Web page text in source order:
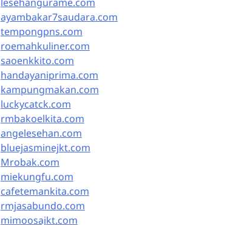
ayambakar7saudara.com
tempongpns.com
roemahkuliner.com
saoenkkito.com
handayaniprima.com
kampungmakan.com
luckycatck.com
rmbakoelkita.com
angelesehan.com
bluejasminejkt.com
Mrobak.com
miekungfu.com
cafetemankita.com
rmjasabundo.com
mimoosajkt.com